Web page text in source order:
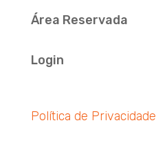
Área Reservada
Login
Política de Privacidade